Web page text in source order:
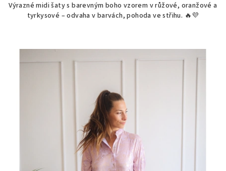
Výrazné midi šaty s barevným boho vzorem v růžové, oranžové a
tyrkysové – odvaha v barvách, pohoda ve střihu. 🔥💜